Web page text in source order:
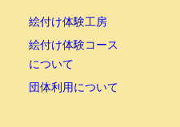
絵付け体験工房
絵付け体験コース
について
団体利用について